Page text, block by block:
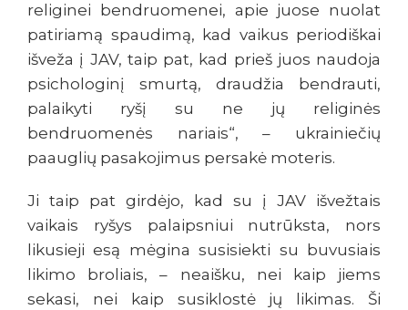
religinei bendruomenei, apie juose nuolat
patiriamą spaudimą, kad vaikus periodiškai
išveža į JAV, taip pat, kad prieš juos naudoja
psichologinį smurtą, draudžia bendrauti,
palaikyti ryšį su ne jų religinės
bendruomenės nariais“, – ukrainiečių
paauglių pasakojimus persakė moteris.
Ji taip pat girdėjo, kad su į JAV išvežtais
vaikais ryšys palaipsniui nutrūksta, nors
likusieji esą mėgina susisiekti su buvusiais
likimo broliais, – neaišku, nei kaip jiems
sekasi, nei kaip susiklostė jų likimas. Ši